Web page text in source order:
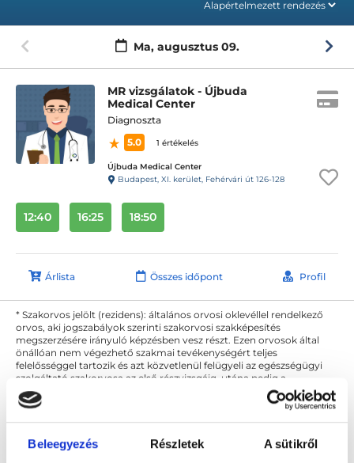
Beleegyezés Részletek A sütikről
Ma, augusztus 09.
MR vizsgálatok - Újbuda
Medical Center
Diagnoszta
5.0
1 értékelés
Újbuda Medical Center
Budapest, XI. kerület, Fehérvári út 126-128
12:40 16:25 18:50
Árlista Összes időpont Profil
* Szakorvos jelölt (rezidens): általános orvosi oklevéllel rendelkező
orvos, aki jogszabályok szerinti szakorvosi szakképesítés
megszerzésére irányuló képzésben vesz részt. Ezen orvosok által
önállóan nem végezhető szakmai tevékenységért teljes
felelősséggel tartozik és azt közvetlenül felügyeli az egészségügyi
szolgáltató szakorvosa az első részvizsgáig, utána pedig a
szakorvosjelölt önállóan láthat el feladatokat. A foglaljorvost.hu
felelősségét kizárja esetleges névazonosságért bármely szakorvos